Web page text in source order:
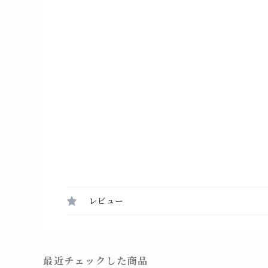
レビュー
最近チェックした商品